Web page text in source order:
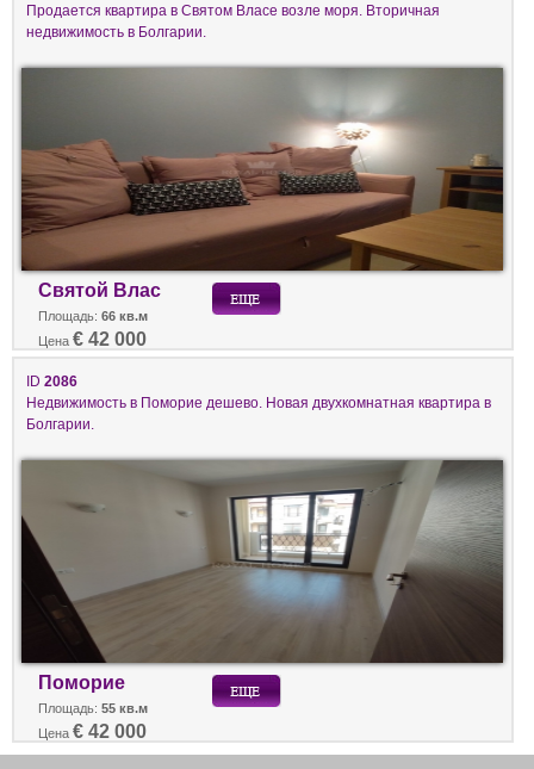
Продается квартира в Святом Власе возле моря. Вторичная
недвижимость в Болгарии.
Святой Влас
Площадь: 66 кв.м
Цена € 42 000
ID 2086
Недвижимость в Поморие дешево. Новая двухкомнатная квартира в
Болгарии.
Поморие
Площадь: 55 кв.м
Цена € 42 000